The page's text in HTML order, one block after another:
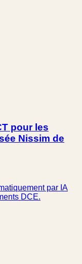
pour les
Nissim de
par IA
DCE.